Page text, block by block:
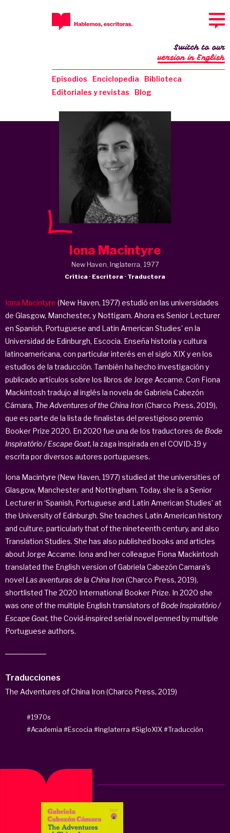
Episodios Enciclopedia
Biblioteca
Editoriales y revistas
Blog
Switch to our
version in English
Iona Macintyre
New Haven, Inglaterra, 1977
Crítica · Escritora · Traductora
Iona Macintyre (New Haven, 1977) estudió en las universidades
de Glasgow, Manchester, y Nottigam. Ahora es Senior Lecturer
en Spanish, Portuguese and Latin American Studies' en la
Universidad de Edinburgh, Escocia. Enseña historia y cultura
latinoamericana, con particular interés en el siglo XIX y en los
estudios de la traducción. También ha hecho investigación y
publicado artículos sobre los libros de Jorge Accame. Con Fiona
Mackintosh tradujo al inglés la novela de Gabriela Cabezón
Cámara, The Adventures of the China Iron(Charco Press, 2019),
que es parte de la lista de finalistas del prestigioso premio
Booker Prize 2020. En 2020 fue una de los traductores de Bode
Inspiratório / Escape Goat, la zaga inspirada en el COVID-19 y
escrita por diversos autores portugueses.
Iona Macintyre (New Haven, 1977) studied at the universities of
Glasgow, Manchester and Nottingham. Today, she is a Senior
Lecturer in ‘Spanish, Portuguese and Latin American Studies’ at
the University of Edinburgh. She teaches Latin American history
and culture, particularly that of the nineteenth century, and also
Translation Studies. She has also published books and articles
about Jorge Accame. Iona and her colleague Fiona Mackintosh
translated the English version of Gabriela Cabezón Camara’s
novel Las aventuras de la China Iron(Charco Press, 2019),
shortlisted The 2020 International Booker Prize. In 2020 she
was one of the multiple English translators of Bode Inspiratório /
Escape Goat, the Covid-inspired serial novel penned by multiple
Portuguese authors.
Traducciones
The Adventures of China Iron (Charco Press, 2019)
#1970s
#Academia #Escocia #Inglaterra #SigloXIX#Traducción